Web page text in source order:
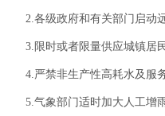
2.各级政府和有关部门启动远
3.限时或者限量供应城镇居民
4.严禁非生产性高耗水及服务
5.气象部门适时加大人工增雨